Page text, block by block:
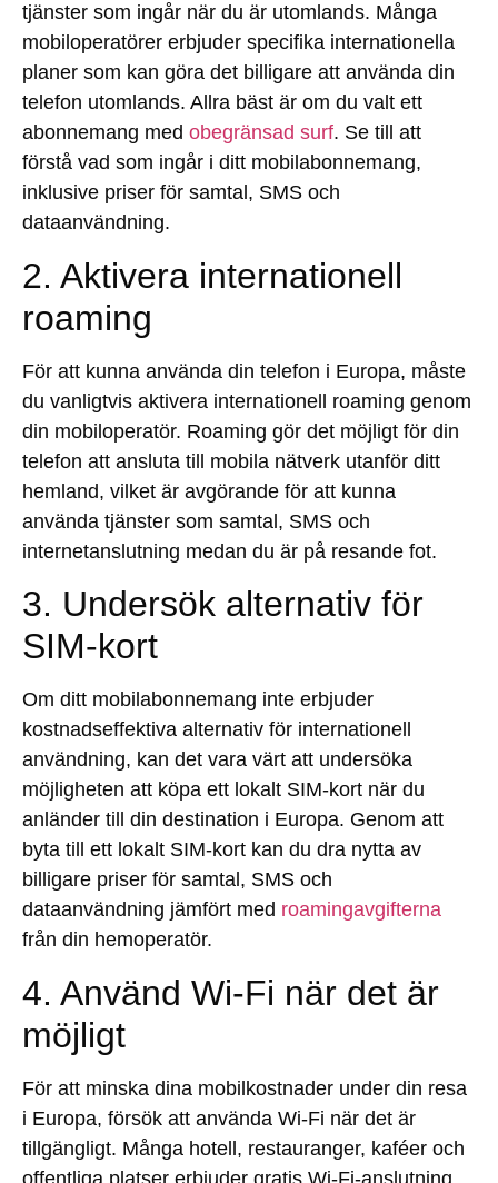
tjänster som ingår när du är utomlands. Många
mobiloperatörer erbjuder specifika internationella
planer som kan göra det billigare att använda din
telefon utomlands. Allra bäst är om du valt ett
abonnemang med obegränsad surf. Se till att
förstå vad som ingår i ditt mobilabonnemang,
inklusive priser för samtal, SMS och
dataanvändning.
2. Aktivera internationell
roaming
För att kunna använda din telefon i Europa, måste
du vanligtvis aktivera internationell roaming genom
din mobiloperatör. Roaming gör det möjligt för din
telefon att ansluta till mobila nätverk utanför ditt
hemland, vilket är avgörande för att kunna
använda tjänster som samtal, SMS och
internetanslutning medan du är på resande fot.
3. Undersök alternativ för
SIM-kort
Om ditt mobilabonnemang inte erbjuder
kostnadseffektiva alternativ för internationell
användning, kan det vara värt att undersöka
möjligheten att köpa ett lokalt SIM-kort när du
anländer till din destination i Europa. Genom att
byta till ett lokalt SIM-kort kan du dra nytta av
billigare priser för samtal, SMS och
dataanvändning jämfört med roamingavgifterna
från din hemoperatör.
4. Använd Wi-Fi när det är
möjligt
För att minska dina mobilkostnader under din resa
i Europa, försök att använda Wi-Fi när det är
tillgängligt. Många hotell, restauranger, kaféer och
offentliga platser erbjuder gratis Wi-Fi-anslutning,